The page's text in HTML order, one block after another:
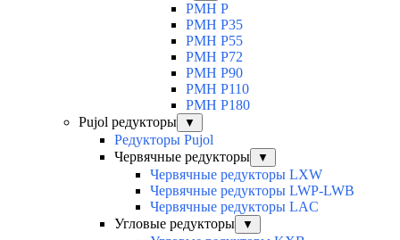
PMH P
PMH P35
PMH P55
PMH P72
PMH P90
PMH P110
PMH P180
Pujol редукторы
▼
Редукторы Pujol
Червячные редукторы
▼
Червячные редукторы LXW
Червячные редукторы LWP-LWB
Червячные редукторы LAC
Угловые редукторы
▼